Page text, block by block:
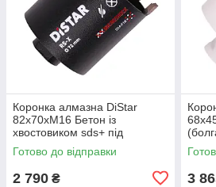
Коронка алмазна DiStar
82x70хМ16 Бетон із
хвостовиком sds+ під
свердло
Готово до відправки
2 790 ₴ 3